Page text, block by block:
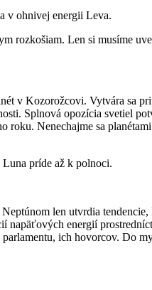
v ohnivej energii Leva.
rozkošiam. Len si musíme
v Kozorožcovi. Vytvára sa
Splnová opozícia svetiel
Nenechajme sa
príde až k polnoci.
len utvrdia
energií
ich hovorcov. Do